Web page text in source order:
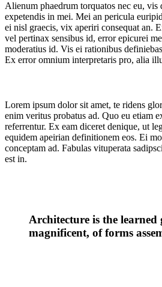
Alienum phaedrum torquatos nec eu,
expetendis in mei. Mei an pericula
ei nisl graecis, vix aperiri consequat an.
vel pertinax sensibus id, error epicurei
moderatius id. Vis ei rationibus
Ex error omnium interpretaris pro, alia
Lorem ipsum dolor sit amet, te ridens
enim veritus probatus ad. Quo eu etiam
referrentur. Ex eam diceret denique, ut
equidem apeirian definitionem eos. Ei
conceptam ad. Fabulas vituperata
est in.
Architecture is the learned
magnificent, of forms